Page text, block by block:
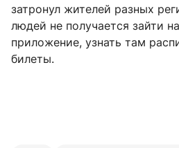
затронул жителей разных
людей не получается зайти
приложение, узнать там
билеты.